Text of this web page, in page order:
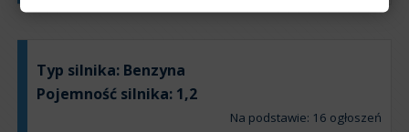
Typ silnika: Benzyna
Pojemność silnika: 1,2
Na podstawie: 16 ogłoszeń